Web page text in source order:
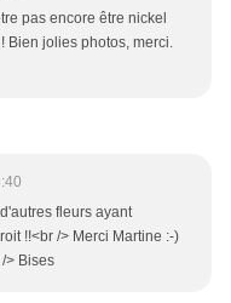
pas encore être nickel
Bien jolies photos, merci.
fleurs ayant
!!<br /> Merci Martine :-)
> Bises